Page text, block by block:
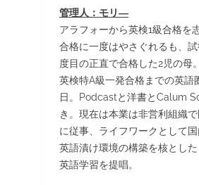
管理人：モリ―
アラフォーから英検1級合格を
合格に一度はやさぐれるも、
度目の正直で合格した2児の母
英検特A級一発合格までの英語
日。Podcastと洋書とCalum
き。現在は本業は非営利組織
に従事、ライフワークとして
英語漬け環境の構築を核とした
英語学習を提唱。